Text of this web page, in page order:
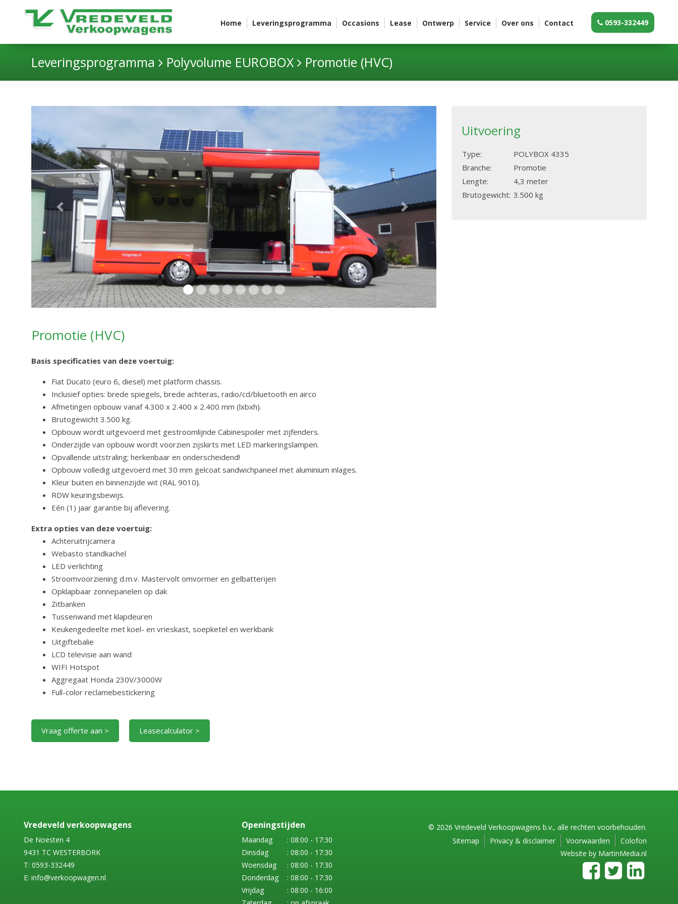
0593-332449
Home Leveringsprogramma Occasions Lease Ontwerp Service Over ons Contact
Leveringsprogramma Polyvolume EUROBOX Promotie (HVC)
Previous Next
Promotie (HVC)
Basis specificaties van deze voertuig:
Fiat Ducato (euro 6, diesel) met platform chassis.
Inclusief opties: brede spiegels, brede achteras, radio/cd/bluetooth en airco
Afmetingen opbouw vanaf 4.300 x 2.400 x 2.400 mm (lxbxh).
Brutogewicht 3.500 kg.
Opbouw wordt uitgevoerd met gestroomlijnde Cabinespoiler met zijfenders.
Onderzijde van opbouw wordt voorzien zijskirts met LED markeringslampen.
Opvallende uitstraling; herkenbaar en onderscheidend!
Opbouw volledig uitgevoerd met 30 mm gelcoat sandwichpaneel met aluminium inlages.
Kleur buiten en binnenzijde wit (RAL 9010).
RDW keuringsbewijs.
Eén (1) jaar garantie bij aflevering.
Extra opties van deze voertuig:
Achteruitrijcamera
Webasto standkachel
LED verlichting
Stroomvoorziening d.m.v. Mastervolt omvormer en gelbatterijen
Opklapbaar zonnepanelen op dak
Zitbanken
Tussenwand met klapdeuren
Keukengedeelte met koel- en vrieskast, soepketel en werkbank
Uitgiftebalie
LCD televisie aan wand
WIFI Hotspot
Aggregaat Honda 230V/3000W
Full-color reclamebestickering
Vraag offerte aan > Leasecalculator >
Uitvoering
Type:
POLYBOX 4335
Branche:
Promotie
Lengte:
4,3 meter
Brutogewicht: 3.500 kg
Vredeveld verkoopwagens
De Noesten 4
9431 TC WESTERBORK
T: 0593-332449
E: info@verkoopwagen.nl
Openingstijden
Maandag
: 08:00 - 17:30
Dinsdag
: 08:00 - 17:30
Woensdag
: 08:00 - 17:30
Donderdag
: 08:00 - 17:30
Vrijdag
: 08:00 - 16:00
© 2026 Vredeveld Verkoopwagens b.v., alle rechten voorbehouden.
Sitemap
Privacy & disclaimer Voorwaarden
Colofon
Website by MartinMedia.nl